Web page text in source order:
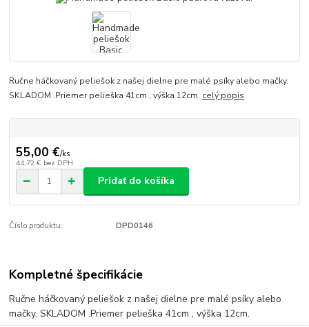
Ručne háčkovaný peliešok z našej dielne pre malé psíky alebo mačky.
SKLADOM .Priemer pelieška 41cm , výška 12cm. celý popis
55,00 €/ks
44,72 € bez DPH
Pridať do košíka
Číslo produktu: DPD0146
Kompletné špecifikácie
Ručne háčkovaný peliešok z našej dielne pre malé psíky alebo
mačky. SKLADOM .Priemer pelieška 41cm , výška 12cm.